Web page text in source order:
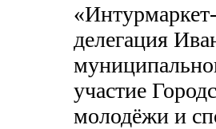
делегация
участие
молодёжи и